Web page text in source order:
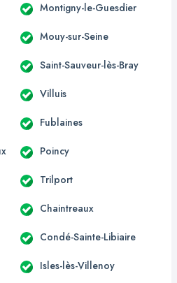
Montigny-le-Guesdier
Mouy-sur-Seine
Saint-Sauveur-lès-Bray
Villuis
Fublaines
Poincy
Trilport
Chaintreaux
Condé-Sainte-Libiaire
Isles-lès-Villenoy